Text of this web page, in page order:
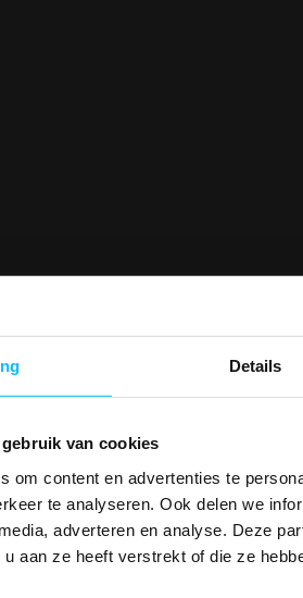
Details
van cookies
om content en advertenties te
te analyseren. Ook delen we
adverteren en analyse. Deze
u aan ze heeft verstrekt of die ze
Inschrijven
ONTVANG
KORTING OP
PAK